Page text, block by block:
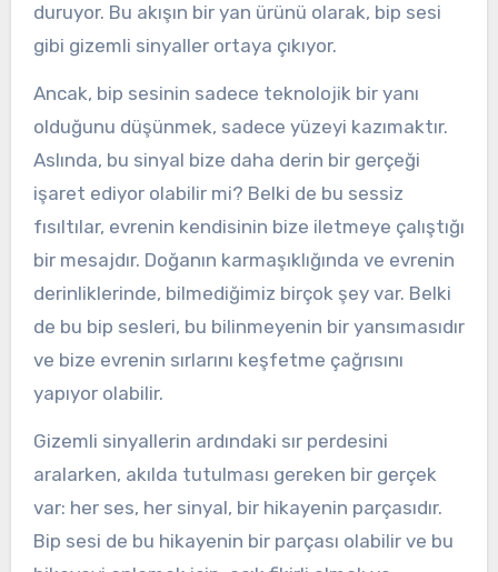
duruyor. Bu akışın bir yan ürünü olarak, bip sesi
gibi gizemli sinyaller ortaya çıkıyor.
Ancak, bip sesinin sadece teknolojik bir yanı
olduğunu düşünmek, sadece yüzeyi kazımaktır.
Aslında, bu sinyal bize daha derin bir gerçeği
işaret ediyor olabilir mi? Belki de bu sessiz
fısıltılar, evrenin kendisinin bize iletmeye çalıştığı
bir mesajdır. Doğanın karmaşıklığında ve evrenin
derinliklerinde, bilmediğimiz birçok şey var. Belki
de bu bip sesleri, bu bilinmeyenin bir yansımasıdır
ve bize evrenin sırlarını keşfetme çağrısını
yapıyor olabilir.
Gizemli sinyallerin ardındaki sır perdesini
aralarken, akılda tutulması gereken bir gerçek
var: her ses, her sinyal, bir hikayenin parçasıdır.
Bip sesi de bu hikayenin bir parçası olabilir ve bu